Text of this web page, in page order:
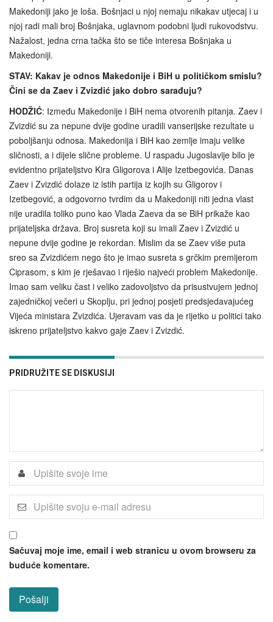
Makedoniji jako je loša. Bošnjaci u njoj nemaju nikakav utjecaj i u
njoj radi mali broj Bošnjaka, uglavnom podobni ljudi rukovodstvu.
Nažalost, jedna crna tačka što se tiče interesa Bošnjaka u
Makedoniji.
STAV: Kakav je odnos Makedonije i BiH u političkom smislu?
Čini se da Zaev i Zvizdić jako dobro sarađuju?
HODŽIĆ: Između Makedonije i BiH nema otvorenih pitanja. Zaev i
Zvizdić su za nepune dvije godine uradili vanserijske rezultate u
poboljšanju odnosa. Makedonija i BiH kao zemlje imaju velike
sličnosti, a i dijele slične probleme. U raspadu Jugoslavije bilo je
evidentno prijateljstvo Kira Gligorova i Alije Izetbegovića. Danas
Zaev i Zvizdić dolaze iz istih partija iz kojih su Gligorov i
Izetbegović, a odgovorno tvrdim da u Makedoniji niti jedna vlast
nije uradila toliko puno kao Vlada Zaeva da se BiH prikaže kao
prijateljska država. Broj susreta koji su imali Zaev i Zvizdić u
nepune dvije godine je rekordan. Mislim da se Zaev više puta
sreo sa Zvizdićem nego što je imao susreta s grčkim premijerom
Ciprasom, s kim je rješavao i riješio najveći problem Makedonije.
Imao sam veliku čast i veliko zadovoljstvo da prisustvujem jednoj
zajedničkoj večeri u Skoplju, pri jednoj posjeti predsjedavajućeg
Vijeća ministara Zvizdića. Ujeravam vas da je rijetko u politici tako
iskreno prijateljstvo kakvo gaje Zaev i Zvizdić.
PRIDRUŽITE SE DISKUSIJI
Sačuvaj moje ime, email i web stranicu u ovom browseru za
buduće komentare.